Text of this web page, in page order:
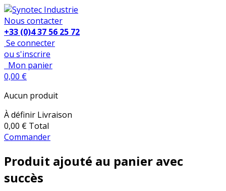
Nous contacter
+33 (0)4 37 56 25 72
Se connecter
ou s'inscrire
Mon panier
0,00 €
Aucun produit
À définir Livraison
0,00 € Total
Commander
Produit ajouté au panier avec
succès